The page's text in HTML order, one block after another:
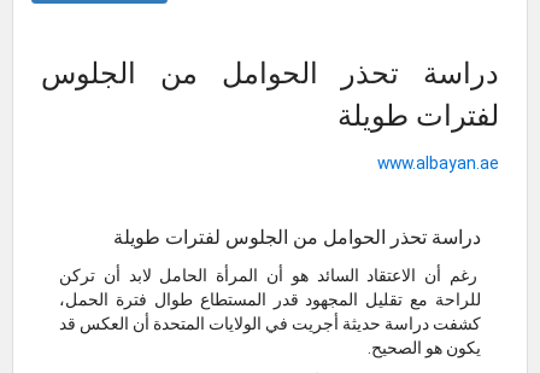
دراسة تحذر الحوامل من الجلوس
لفترات طويلة
www.albayan.ae
دراسة تحذر الحوامل من الجلوس لفترات طويلة
رغم أن الاعتقاد السائد هو أن المرأة الحامل لابد أن تركن
للراحة مع تقليل المجهود قدر المستطاع طوال فترة الحمل،
كشفت دراسة حديثة أجريت في الولايات المتحدة أن العكس قد
يكون هو الصحيح.